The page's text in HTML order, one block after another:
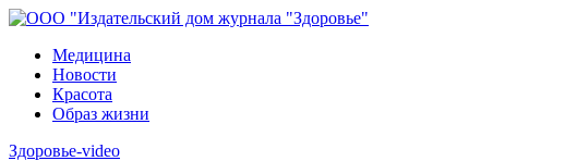
Медицина
Новости
Красота
Образ жизни
Здоровье-video